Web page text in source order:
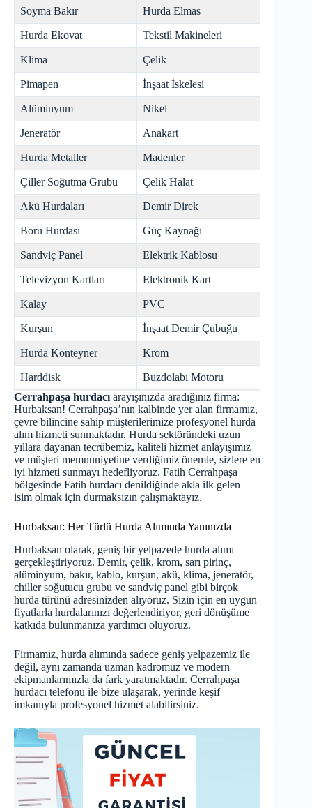
Soyma Bakır Hurda Elmas
Hurda Ekovat Tekstil Makineleri
Klima Çelik
Pimapen İnşaat İskelesi
Alüminyum Nikel
Jeneratör Anakart
Hurda Metaller Madenler
Çiller Soğutma Grubu Çelik Halat
Akü Hurdaları Demir Direk
Boru Hurdası Güç Kaynağı
Sandviç Panel Elektrik Kablosu
Televizyon Kartları Elektronik Kart
Kalay PVC
Kurşun İnşaat Demir Çubuğu
Hurda Konteyner Krom
Harddisk
Buzdolabı Motoru
Cerrahpaşa hurdacı arayışınızda aradığınız firma:
Hurbaksan! Cerrahpaşa’nın kalbinde yer alan firmamız,
çevre bilincine sahip müşterilerimize profesyonel hurda
alım hizmeti sunmaktadır. Hurda sektöründeki uzun
yıllara dayanan tecrübemiz, kaliteli hizmet anlayışımız
ve müşteri memnuniyetine verdiğimiz önemle, sizlere en
iyi hizmeti sunmayı hedefliyoruz. Fatih Cerrahpaşa
bölgesinde Fatih hurdacı denildiğinde akla ilk gelen
isim olmak için durmaksızın çalışmaktayız.
Hurbaksan: Her Türlü Hurda Alımında Yanınızda
Hurbaksan olarak, geniş bir yelpazede hurda alımı
gerçekleştiriyoruz. Demir, çelik, krom, sarı pirinç,
alüminyum, bakır, kablo, kurşun, akü, klima, jeneratör,
chiller soğutucu grubu ve sandviç panel gibi birçok
hurda türünü adresinizden alıyoruz. Sizin için en uygun
fiyatlarla hurdalarınızı değerlendiriyor, geri dönüşüme
katkıda bulunmanıza yardımcı oluyoruz.
Firmamız, hurda alımında sadece geniş yelpazemiz ile
değil, aynı zamanda uzman kadromuz ve modern
ekipmanlarımızla da fark yaratmaktadır. Cerrahpaşa
hurdacı telefonu ile bize ulaşarak, yerinde keşif
imkanıyla profesyonel hizmet alabilirsiniz.